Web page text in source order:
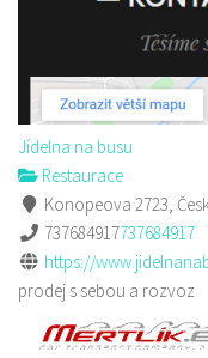
Jídelna na busu
Restaurace
Konopeova 2723,
737684917737684917
https://
prodej s sebou a rozvoz